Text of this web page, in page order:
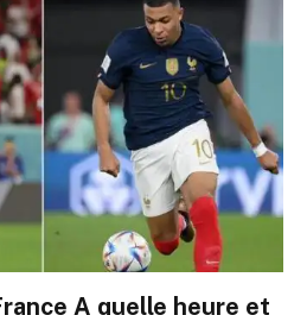
A quelle heure et